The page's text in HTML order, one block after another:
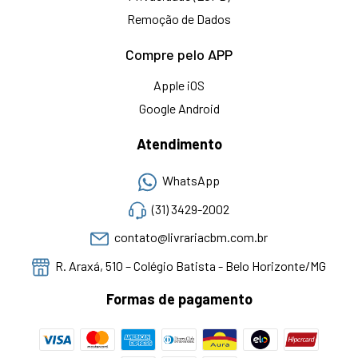
Remoção de Dados
Compre pelo APP
Apple iOS
Google Android
Atendimento
WhatsApp
(31) 3429-2002
contato@livrariacbm.com.br
R. Araxá, 510 – Colégio Batista - Belo Horizonte/MG
Formas de pagamento